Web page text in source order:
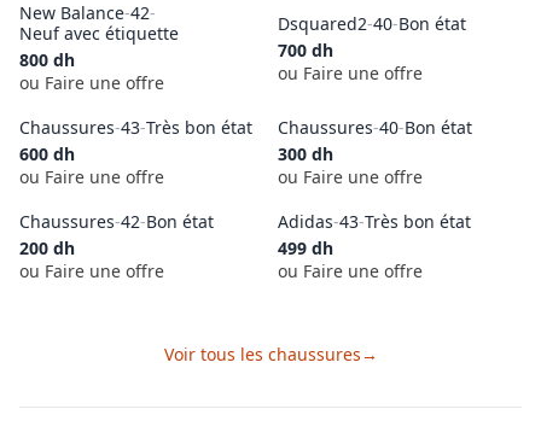
New Balance-42-
Neuf avec étiquette
800 dh
ou Faire une offre
Dsquared2-40-Bon état
700 dh
ou Faire une offre
Chaussures-43-Très bon état
600 dh
ou Faire une offre
Chaussures-40-Bon état
300 dh
ou Faire une offre
Chaussures-42-Bon état
200 dh
ou Faire une offre
Adidas-43-Très bon état
499 dh
ou Faire une offre
Voir tous les chaussures→